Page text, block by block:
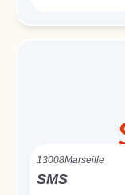
13008Marseille
SMS